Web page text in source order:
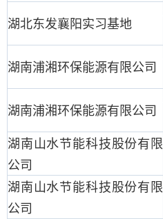
湖北东发襄阳实习基地
湖南浦湘环保能源有限公司
湖南浦湘环保能源有限公司
湖南山水节能科技股份有限
公司
湖南山水节能科技股份有限
公司